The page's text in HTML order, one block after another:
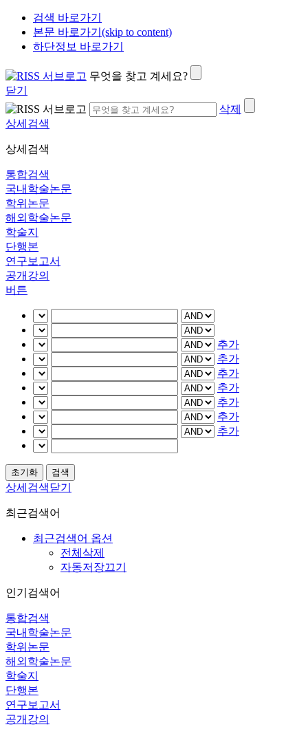
검색 바로가기
본문 바로가기(skip to content)
하단정보 바로가기
무엇을 찾고 계세요?
닫기
삭제
상세검색
상세검색
통합검색
국내학술논문
학위논문
해외학술논문
학술지
단행본
연구보고서
공개강의
버튼
추가
추가
추가
추가
추가
추가
추가
상세검색닫기
최근검색어
최근검색어 옵션
전체삭제
자동저장끄기
인기검색어
통합검색
국내학술논문
학위논문
해외학술논문
학술지
단행본
연구보고서
공개강의